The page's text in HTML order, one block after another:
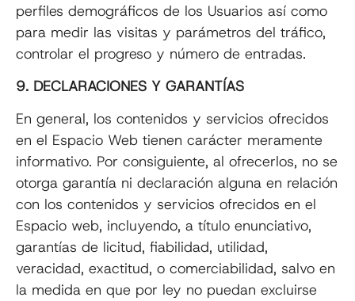
perfiles demográficos de los Usuarios así como
para medir las visitas y parámetros del tráfico,
controlar el progreso y número de entradas.
9. DECLARACIONES Y GARANTÍAS
En general, los contenidos y servicios ofrecidos
en el Espacio Web tienen carácter meramente
informativo. Por consiguiente, al ofrecerlos, no se
otorga garantía ni declaración alguna en relación
con los contenidos y servicios ofrecidos en el
Espacio web, incluyendo, a título enunciativo,
garantías de licitud, fiabilidad, utilidad,
veracidad, exactitud, o comerciabilidad, salvo en
la medida en que por ley no puedan excluirse